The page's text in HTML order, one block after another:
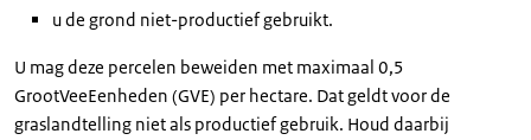
u de grond niet-productief gebruikt.
U mag deze percelen beweiden met maximaal 0,5
GrootVeeEenheden (GVE) per hectare. Dat geldt voor de
graslandtelling niet als productief gebruik. Houd daarbij